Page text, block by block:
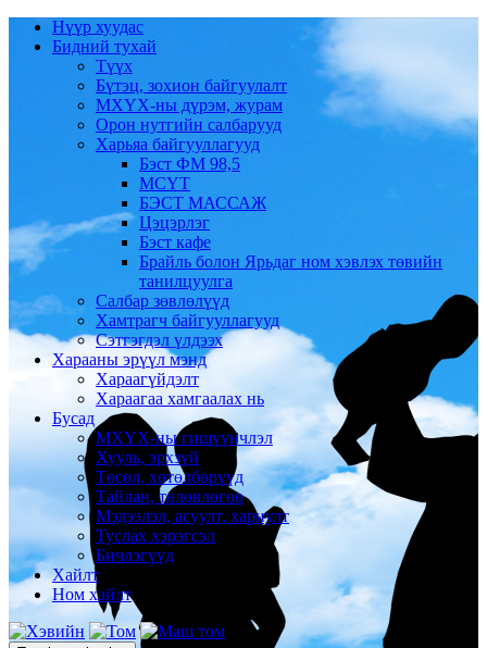
Нүүр хуудас
Бидний тухай
Түүх
Бүтэц, зохион байгуулалт
МХҮХ-ны дүрэм, журам
Орон нутгийн салбарууд
Харьяа байгууллагууд
Бэст ФМ 98,5
МСҮТ
БЭСТ МАССАЖ
Цэцэрлэг
Бэст кафе
Брайль болон Ярьдаг ном хэвлэх төвийн
танилцуулга
Салбар зөвлөлүүд
Хамтрагч байгууллагууд
Сэтгэгдэл үлдээх
Харааны эрүүл мэнд
Хараагүйдэлт
Хараагаа хамгаалах нь
Бусад
МХҮХ-ны гишүүнчлэл
Хууль, эрхзүй
Төсөл, хөтөлбөрүүд
Тайлан, төлөвлөгөө
Мэдээлэл, асуулт, хариулт
Туслах хэрэгсэл
Бичлэгүүд
Хайлт
Ном хайлт